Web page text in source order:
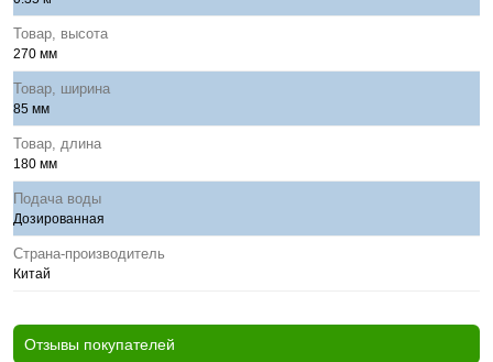
Товар, высота
270 мм
Товар, ширина
85 мм
Товар, длина
180 мм
Подача воды
Дозированная
Страна-производитель
Китай
Отзывы покупателей